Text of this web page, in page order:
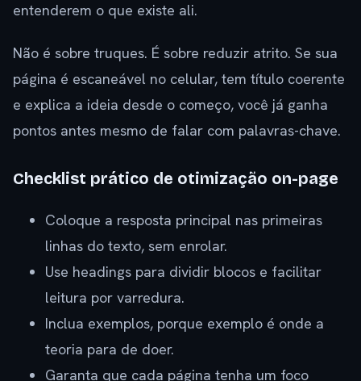
entenderem o que existe ali.
Não é sobre truques. É sobre reduzir atrito. Se sua
página é escaneável no celular, tem título coerente
e explica a ideia desde o começo, você já ganha
pontos antes mesmo de falar com palavras-chave.
Checklist prático de otimização on-page
Coloque a resposta principal nas primeiras
linhas do texto, sem enrolar.
Use headings para dividir blocos e facilitar
leitura por varredura.
Inclua exemplos, porque exemplo é onde a
teoria para de doer.
Garanta que cada página tenha um foco